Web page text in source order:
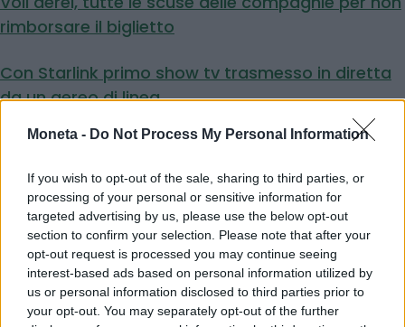
Moneta - Do Not Process My Personal Information
If you wish to opt-out of the sale, sharing to third parties, or
processing of your personal or sensitive information for
targeted advertising by us, please use the below opt-out
section to confirm your selection. Please note that after your
opt-out request is processed you may continue seeing
interest-based ads based on personal information utilized by
us or personal information disclosed to third parties prior to
your opt-out. You may separately opt-out of the further
rimborsare il biglietto
Con Starlink primo show tv trasmesso in diretta
da un aereo di linea
ryanair
Condividi